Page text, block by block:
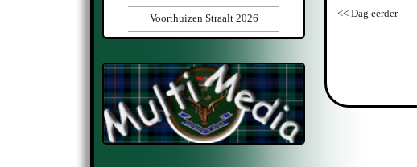
<< Dag eerder
Voorthuizen Straalt 2026